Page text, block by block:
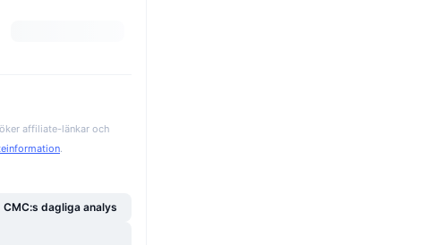
affiliate-länkar och
.
CMC:s dagliga analys